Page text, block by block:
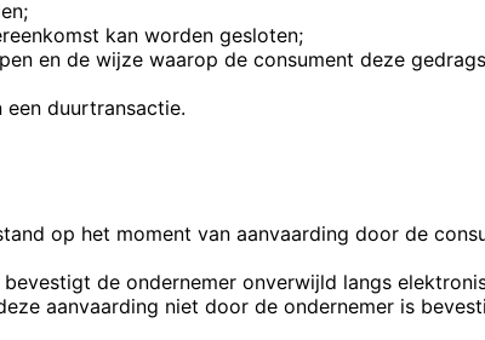
kan worden gesloten;
en de wijze waarop de consument deze
duurtransactie.
op het moment van aanvaarding door de
de ondernemer onverwijld langs
aanvaarding niet door de ondernemer is